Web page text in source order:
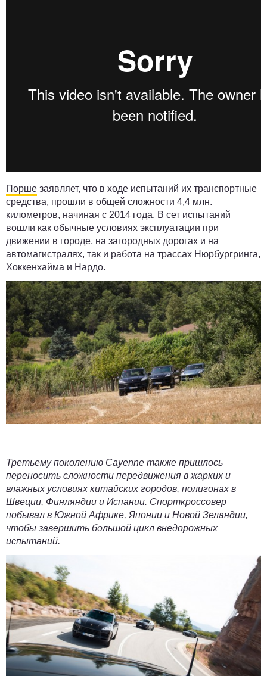
Порше заявляет, что в ходе испытаний их транспортные
средства, прошли в общей сложности 4,4 млн.
километров, начиная с 2014 года. В сет испытаний
вошли как обычные условиях эксплуатации при
движении в городе, на загородных дорогах и на
автомагистралях, так и работа на трассах Нюрбургринга,
Хоккенхайма и Нардо.
Третьему поколению Cayenne также пришлось
переносить сложности передвижения в жарких и
влажных условиях китайских городов, полигонах в
Швеции, Финляндии и Испании. Спорткроссовер
побывал в Южной Африке, Японии и Новой Зеландии,
чтобы завершить большой цикл внедорожных
испытаний.